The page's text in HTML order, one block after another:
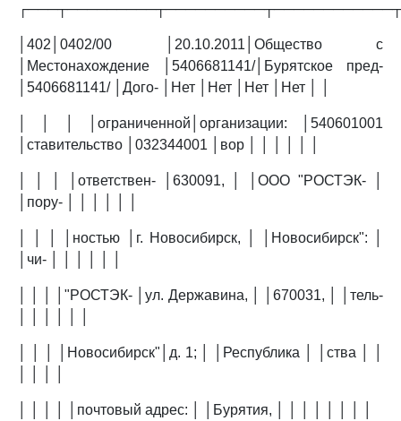
│402│0402/00 │20.10.2011│Общество с
│Местонахождение │5406681141/│Бурятское пред-
│5406681141/ │Дого- │Нет │Нет │Нет │Нет │ │
│ │ │ │ограниченной│организации: │540601001
│ставительство │032344001 │вор │ │ │ │ │ │
│ │ │ │ответствен- │630091, │ │ООО "РОСТЭК- │
│пору- │ │ │ │ │ │
│ │ │ │ностью │г. Новосибирск, │ │Новосибирск": │
│чи- │ │ │ │ │ │
│ │ │ │"РОСТЭК- │ул. Державина, │ │670031, │ │тель-
│ │ │ │Новосибирск"│д. 1; │ │Республика │ │ства │ │
│ │ │ │ │почтовый адрес: │ │Бурятия, │ │ │ │ │ │ │ │